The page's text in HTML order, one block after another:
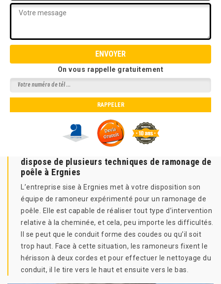
On vous rappelle gratuitement
dispose de plusieurs techniques de ramonage de
poêle à Ergnies
L’entreprise sise à Ergnies met à votre disposition son
équipe de ramoneur expérimenté pour un ramonage de
poêle. Elle est capable de réaliser tout type d’intervention
relative à la cheminée, et cela, peu importe les difficultés.
Il se peut que le conduit forme des coudes ou qu’il soit
trop haut. Face à cette situation, les ramoneurs fixent le
hérisson à deux cordes et pour effectuer le nettoyage du
conduit, il le tire vers le haut et ensuite vers le bas.